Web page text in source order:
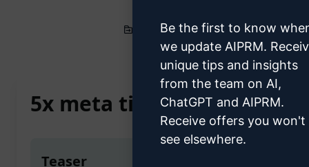
Home / Prompt dell’intelligenza
5x meta title e meta
Teaser
Be the first to know
we update AIPRM.
unique tips and insights
from the team on AI,
ChatGPT and AIPRM.
Receive offers you won't
see elsewhere.